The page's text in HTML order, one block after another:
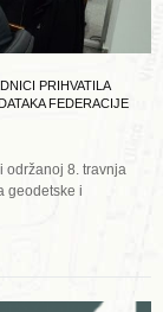
PRIHVATILA
FEDERACIJE
održanoj 8. travnja
geodetske i